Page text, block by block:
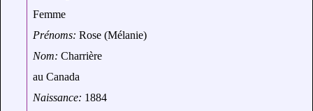
Femme
Prénoms:Rose (Mélanie)
Nom:Charrière
au Canada
Naissance: 1884